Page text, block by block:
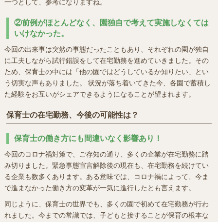
一つとして、参考になりますね。
②前例がほとんどなく、園独自で考えて実施しなくては
いけなかった。
今回の出来事は突然の事態だったこともあり、それぞれの園が独自
に工夫しながら試行錯誤をして在宅勤務を進めていきました。その
ため、保育士の中には「他の園ではどうしているか知りたい」とい
う切実な声もありました。 状況が落ち着いてきた今、各園で蓄積し
た経験をお互いがシェアできるようになることが望まれます。
保育士の在宅勤務、今後の可能性は？
保育士の働き方にも間違いなく影響あり！
今回のコロナ禍対策で、ご存知の通り、多くの企業が在宅勤務に踏
み切りました。緊急事態宣言解除後の現在も、在宅勤務を続けてい
る企業も数多くあります。ある意味では、コロナ禍によって、今ま
で進まなかった働き方の変革が一気に進行したとも言えます。
同じように、保育士の世界でも、多くの園で初めて在宅勤務が行わ
れました。今までの常識では、子どもと接することが保育の根本な